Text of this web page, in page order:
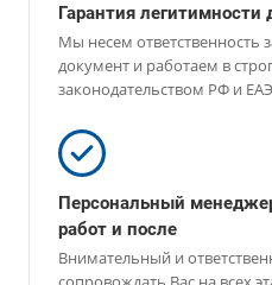
Гарантия легитимности
Мы несем
документ и работаем в
законодательством РФ и
Персональный
работ и после
Внимательный и